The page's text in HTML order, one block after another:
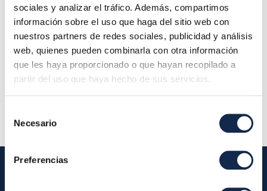
sociales y analizar el tráfico. Además, compartimos
información sobre el uso que haga del sitio web con
nuestros partners de redes sociales, publicidad y análisis
web, quienes pueden combinarla con otra información
que les haya proporcionado o que hayan recopilado a
partir del uso que haya hecho de sus servicios.
Necesario
Preferencias
Final de la reunión:24/12/2024 13:30
Localización:Calle Marqués de Villamagna 6, 3ª
planta 28001 Madrid (Oficina Iberpay) - Consejo
de Administración
Descripción: